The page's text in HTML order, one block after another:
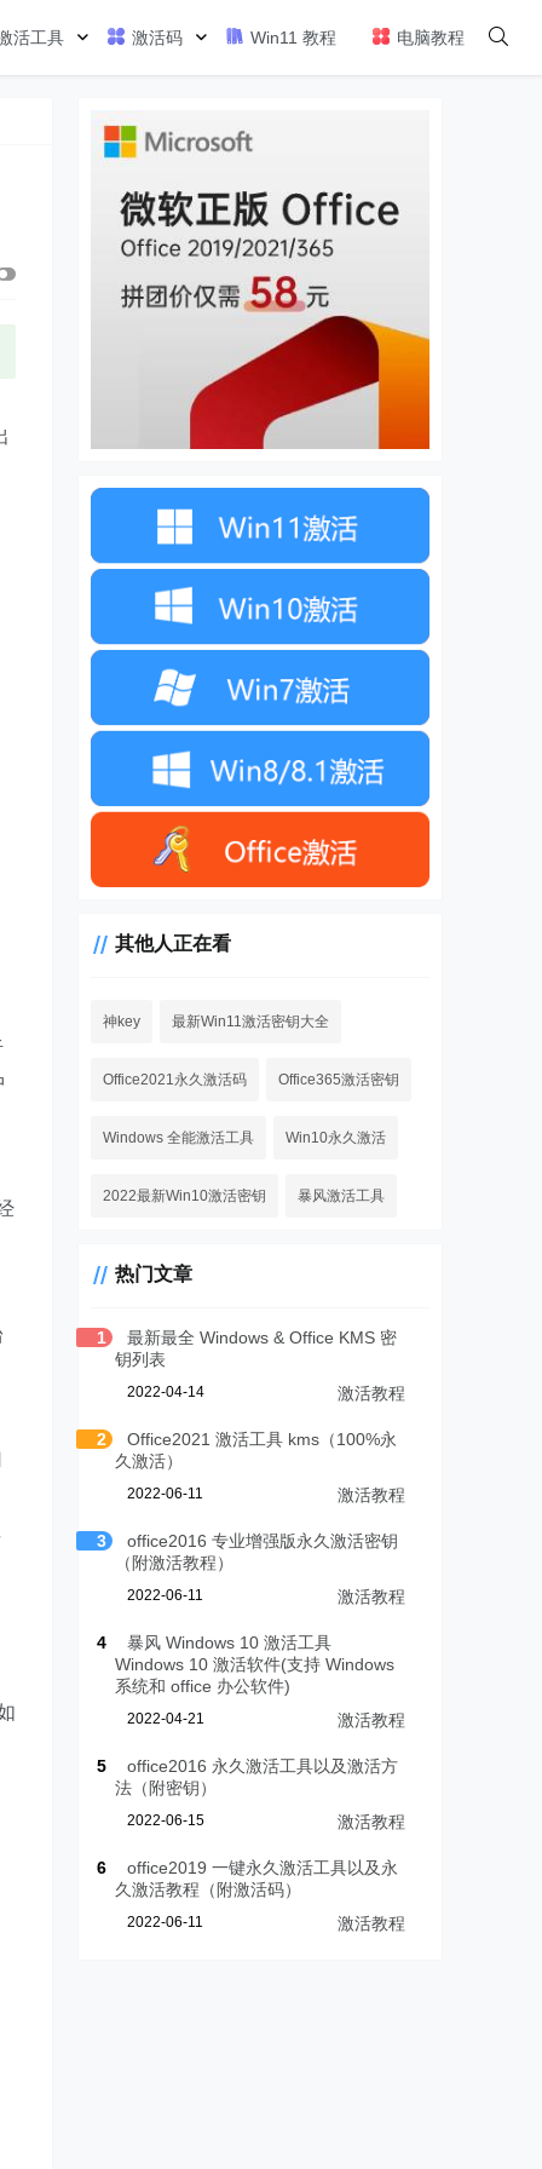
活工具 激活码 Win11 教程 电脑教程
其他人正在看
神key 最新Win11激活密钥大全
Office2021永久激活码 Office365激活密钥
Windows 全能激活工具 Win10永久激活
2022最新Win10激活密钥 暴风激活工具
热门文章
1
最新最全 Windows & Office KMS 密
钥列表
2022-04-14 激活教程
2
Office2021 激活工具 kms（100%永
久激活）
2022-06-11 激活教程
3
office2016 专业增强版永久激活密钥
（附激活教程）
2022-06-11 激活教程
4
暴风 Windows 10 激活工具
Windows 10 激活软件(支持 Windows
系统和 office 办公软件)
2022-04-21 激活教程
5
office2016 永久激活工具以及激活方
法（附密钥）
2022-06-15 激活教程
6
office2019 一键永久激活工具以及永
久激活教程（附激活码）
2022-06-11 激活教程